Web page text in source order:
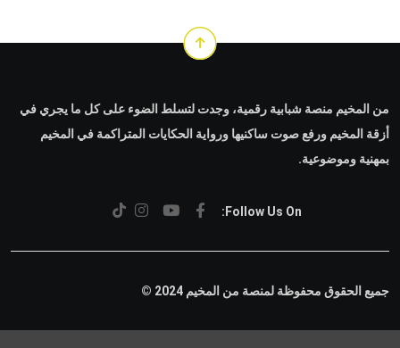
من المخيم منصة شبابية رقمية، وجدت لتسلط الضوء على كل ما يجري في
أزقة المخيم ورفع صوت ساكنيها ورواية الحكايات المتراكمة في المخيم
بمهنية وموضوعية.
Follow Us On:
جميع الحقوق محفوظة لمنصة من المخيم 2024 ©